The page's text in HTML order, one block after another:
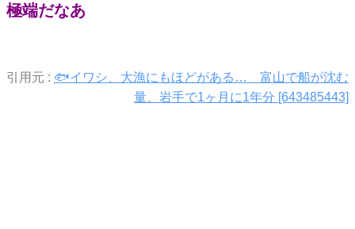
極端だなあ
引用元 : 🐟イワシ、大漁にもほどがある… 富山で船が沈む
量、岩手で1ヶ月に1年分 [643485443]